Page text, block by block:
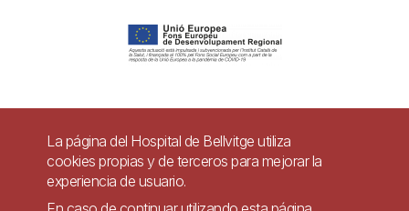
Pie
Contacto
Accesibilidad
La página del Hospital de Bellvitge utiliza
cookies propias y de terceros para mejorar la
experiencia de usuario.